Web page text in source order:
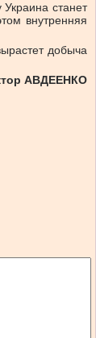
станет
внутренняя
добыча
АВДЕЕНКО